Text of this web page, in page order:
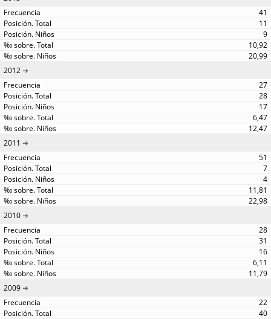
41
11
9
10,92
20,99
2012
27
28
17
6,47
12,47
2011
51
7
4
11,81
22,98
2010
28
31
16
6,11
11,79
2009
22
40